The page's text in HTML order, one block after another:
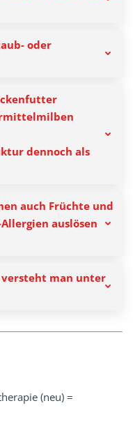
oder
dennoch als
auch Früchte und
auslösen
versteht man unter
(neu) =